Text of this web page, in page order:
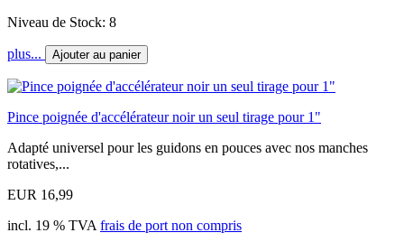
Niveau de Stock: 8
plus... Ajouter au panier
Pince poignée d'accélérateur noir un seul tirage pour 1"
Adapté universel pour les guidons en pouces avec nos manches
rotatives,...
EUR 16,99
incl. 19 % TVA frais de port non compris